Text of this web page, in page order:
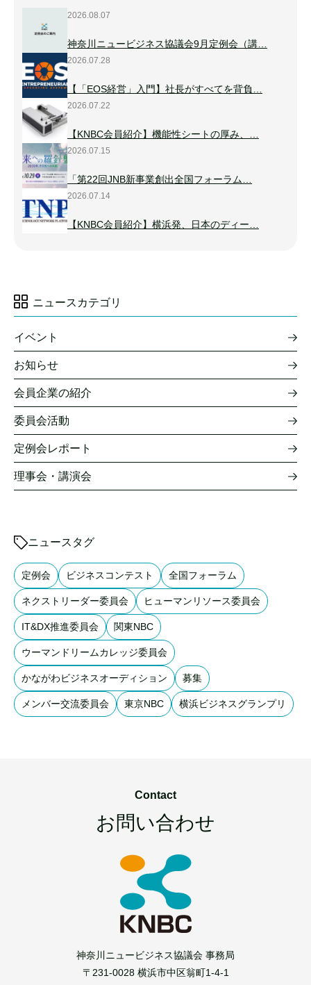
2026.08.07
神奈川ニュービジネス協議会9月定例会（講…
2026.07.28
【「EOS経営」入門】社長がすべてを背負…
2026.07.22
【KNBC会員紹介】機能性シートの厚み、…
2026.07.15
「第22回JNB新事業創出全国フォーラム…
2026.07.14
【KNBC会員紹介】横浜発、日本のディー…
ニュースカテゴリ
イベント
お知らせ
会員企業の紹介
委員会活動
定例会レポート
理事会・講演会
ニュースタグ
定例会 ビジネスコンテスト 全国フォーラム
ネクストリーダー委員会 ヒューマンリソース委員会
IT&DX推進委員会 関東NBC
ウーマンドリームカレッジ委員会
かながわビジネスオーディション 募集
メンバー交流委員会 東京NBC 横浜ビジネスグランプリ
Contact
お問い合わせ
神奈川ニュービジネス協議会 事務局
〒231-0028 横浜市中区翁町1-4-1